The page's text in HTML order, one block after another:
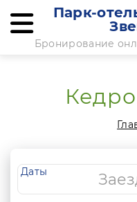
Парк-
Бронирование
Даты